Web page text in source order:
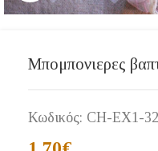
Μπομπονιερες
Κωδικός: CH-EX1-